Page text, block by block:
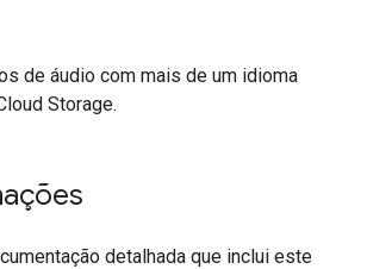
de áudio com mais de um idioma
Storage.
detalhada que inclui este